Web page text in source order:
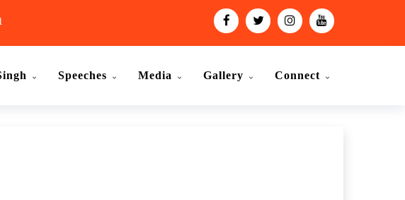
Speeches Media Gallery Connect